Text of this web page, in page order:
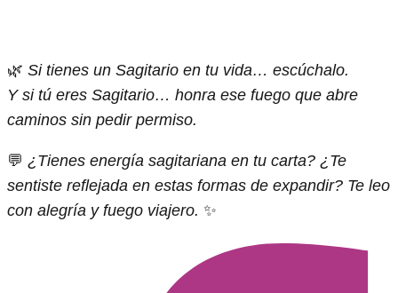
🌿 Si tienes un Sagitario en tu vida… escúchalo.
Y si tú eres Sagitario… honra ese fuego que abre
caminos sin pedir permiso.
💬 ¿Tienes energía sagitariana en tu carta? ¿Te
sentiste reflejada en estas formas de expandir? Te leo
con alegría y fuego viajero. ✨